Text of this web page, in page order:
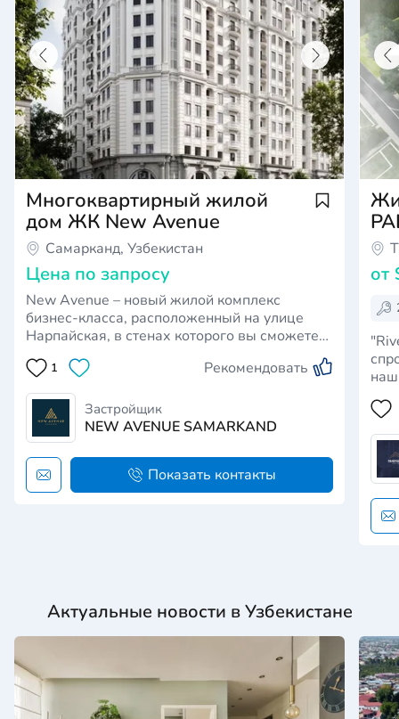
Многоквартирный жилой
дом ЖК New Avenue
Самарканд, Узбекистан
Цена по запросу
New Avenue – новый жилой комплекс
бизнес-класса, расположенный на улице
Нарпайская, в стенах которого вы сможете
пополнить запас энергии и сил, чтобы
проживать каждый следующий день на все
100%. Здесь исторический Самарканд
встречается с современностью. New Avenue»
— новый жилой комплекс би…
1 Рекомендовать
Застройщик
NEW AVENUE SAMARKAND
Показать контакты
от
спрос
Актуальные новости в Узбекистане